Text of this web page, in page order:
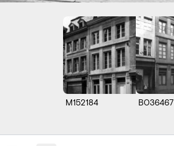
M152184 B036467